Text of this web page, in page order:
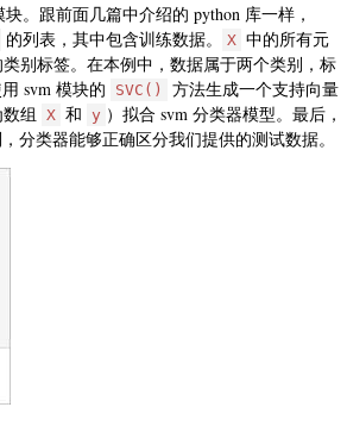
。跟前面几篇中介绍的 python 库一样，
的列表，其中包含训练数据。 X 中的所有元
别标签。在本例中，数据属于两个类别，标
svm 模块的
SVC()
方法生成一个支持向量
组 X 和 y ）拟合 svm 分类器模型。最后，
分类器能够正确区分我们提供的测试数据。